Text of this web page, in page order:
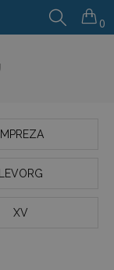
0
IMPREZA
LEVORG
XV